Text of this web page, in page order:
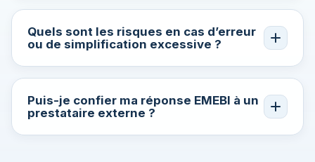
Quels sont les risques en cas d’erreur
ou de simplification excessive ?
Puis-je confier ma réponse EMEBI à un
prestataire externe ?